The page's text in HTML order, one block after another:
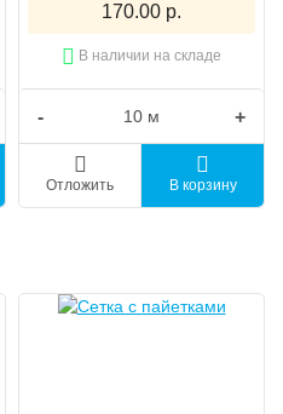
170.00 р.
В наличии на складе
- +
Отложить В корзину